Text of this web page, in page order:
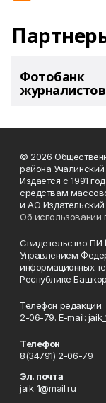
Фотобанк
© 2026
района
Издается с 1991
средствам
и АО
Об использовании
Свидетельство ПИ
Управлением
информационных
Республике
Телефон редакции:
2-06-79. Е-mаil:
Телефон
8(34791) 2-06-79
Эл. почта
jaik_1@mail.ru